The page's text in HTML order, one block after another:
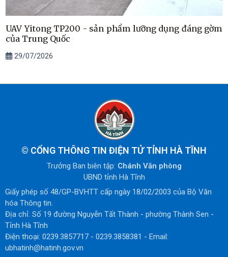
UAV Yitong TP200 - sản phẩm lưỡng dụng đáng gờm
của Trung Quốc
29/07/2026
© CỔNG THÔNG TIN ĐIỆN TỬ TỈNH HÀ TĨNH
Trưởng Ban biên tập: Chánh Văn phòng
UBND tỉnh Hà Tĩnh
Giấy phép số 48/GP-BVHTT cấp ngày 18/02/2003 của Bộ Văn
hóa Thông tin.
Địa chỉ: Số 19 đường Nguyễn Tất Thành - phường Thành Sen -
Tỉnh Hà Tĩnh
Điện thoại: 0239.3857717 - 0239.3858381 - Email:
ubhatinh@hatinh.gov.vn